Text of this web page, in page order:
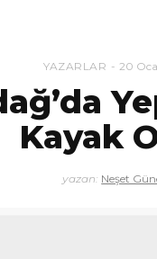
YAZARLAR 20
Kayak
yazan: Neşet